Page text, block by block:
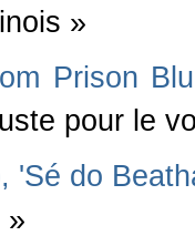
»
Prison
pour le
'Sé do
»